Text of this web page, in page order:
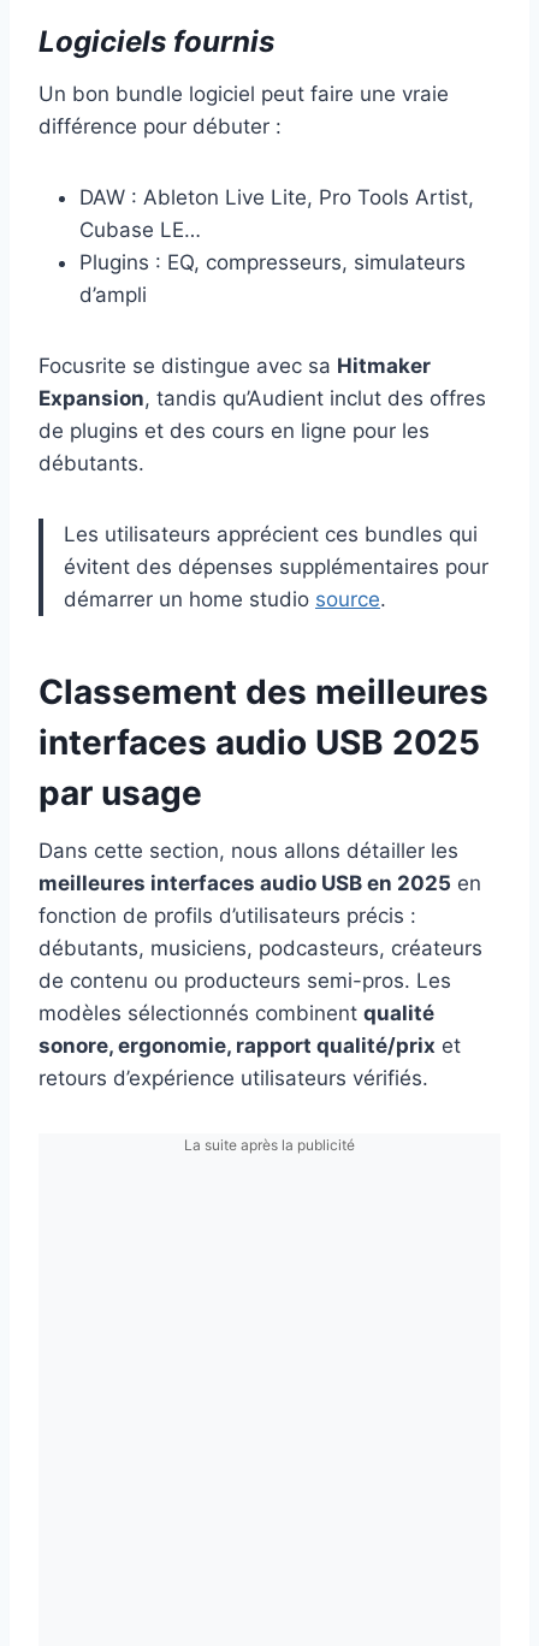
Logiciels fournis
Un bon bundle logiciel peut faire une vraie
différence pour débuter :
DAW : Ableton Live Lite, Pro Tools Artist,
Cubase LE…
Plugins : EQ, compresseurs, simulateurs
d’ampli
Focusrite se distingue avec sa Hitmaker
Expansion, tandis qu’Audient inclut des offres
de plugins et des cours en ligne pour les
débutants.
Les utilisateurs apprécient ces bundles qui
évitent des dépenses supplémentaires pour
démarrer un home studio source.
Classement des meilleures
interfaces audio USB 2025
par usage
Dans cette section, nous allons détailler les
meilleures interfaces audio USB en 2025 en
fonction de profils d’utilisateurs précis :
débutants, musiciens, podcasteurs, créateurs
de contenu ou producteurs semi-pros. Les
modèles sélectionnés combinent qualité
sonore, ergonomie, rapport qualité/prix et
retours d’expérience utilisateurs vérifiés.
La suite après la publicité